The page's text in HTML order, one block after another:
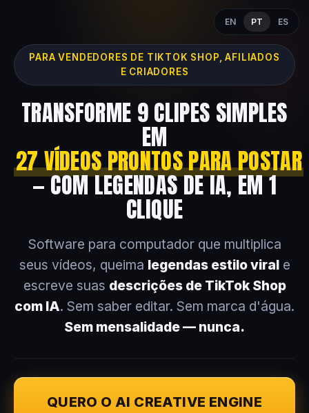
EN PT ES
PARA VENDEDORES DE TIKTOK SHOP, AFILIADOS
E CRIADORES
TRANSFORME 9 CLIPES SIMPLES
EM
27 VÍDEOS PRONTOS PARA POSTAR
— COM LEGENDAS DE IA, EM 1
CLIQUE
Software para computador que multiplica
seus vídeos, queima legendas estilo virale
escreve suas descrições de TikTok Shop
com IA. Sem saber editar. Sem marca d'água.
Sem mensalidade — nunca.
QUERO O AI CREATIVE ENGINE